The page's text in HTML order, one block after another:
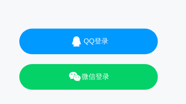
QQ登录
微信登录